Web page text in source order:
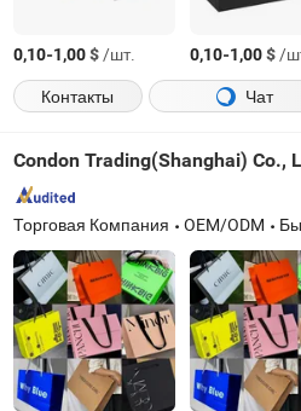
0,10-1,00$/шт. 0,10-1,00$/
Контакты
Чат
Condon Trading(Shanghai) Co.,
Торговая Компания OEM/ODM